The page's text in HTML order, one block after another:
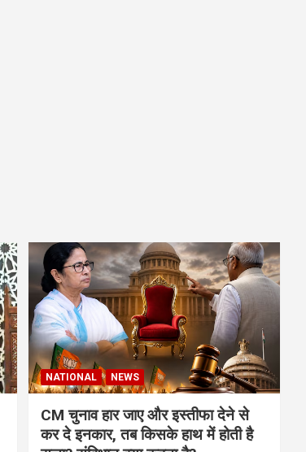
NATIONAL NEWS
CM चुनाव हार जाए और इस्तीफा देने से
कर दे इनकार, तब किसके हाथ में होती है